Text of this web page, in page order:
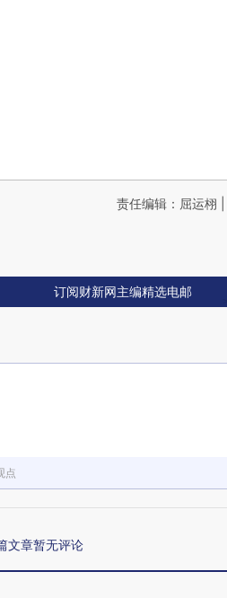
责任编辑：屈运栩
订阅财新网主编精选电邮
点
文章暂无评论